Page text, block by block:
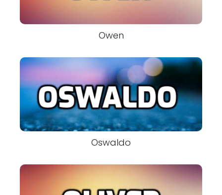
Owen
Oswaldo